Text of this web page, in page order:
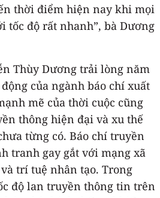
thời điểm hiện nay khi mọi
tốc độ rất nhanh”, bà Dương
Thùy Dương trải lòng năm
của ngành báo chí xuất
mẽ của thời cuộc cũng
thông hiện đại và xu thế
từng có. Báo chí truyền
tranh gay gắt với mạng xã
trí tuệ nhân tạo. Trong
độ lan truyền thông tin trên